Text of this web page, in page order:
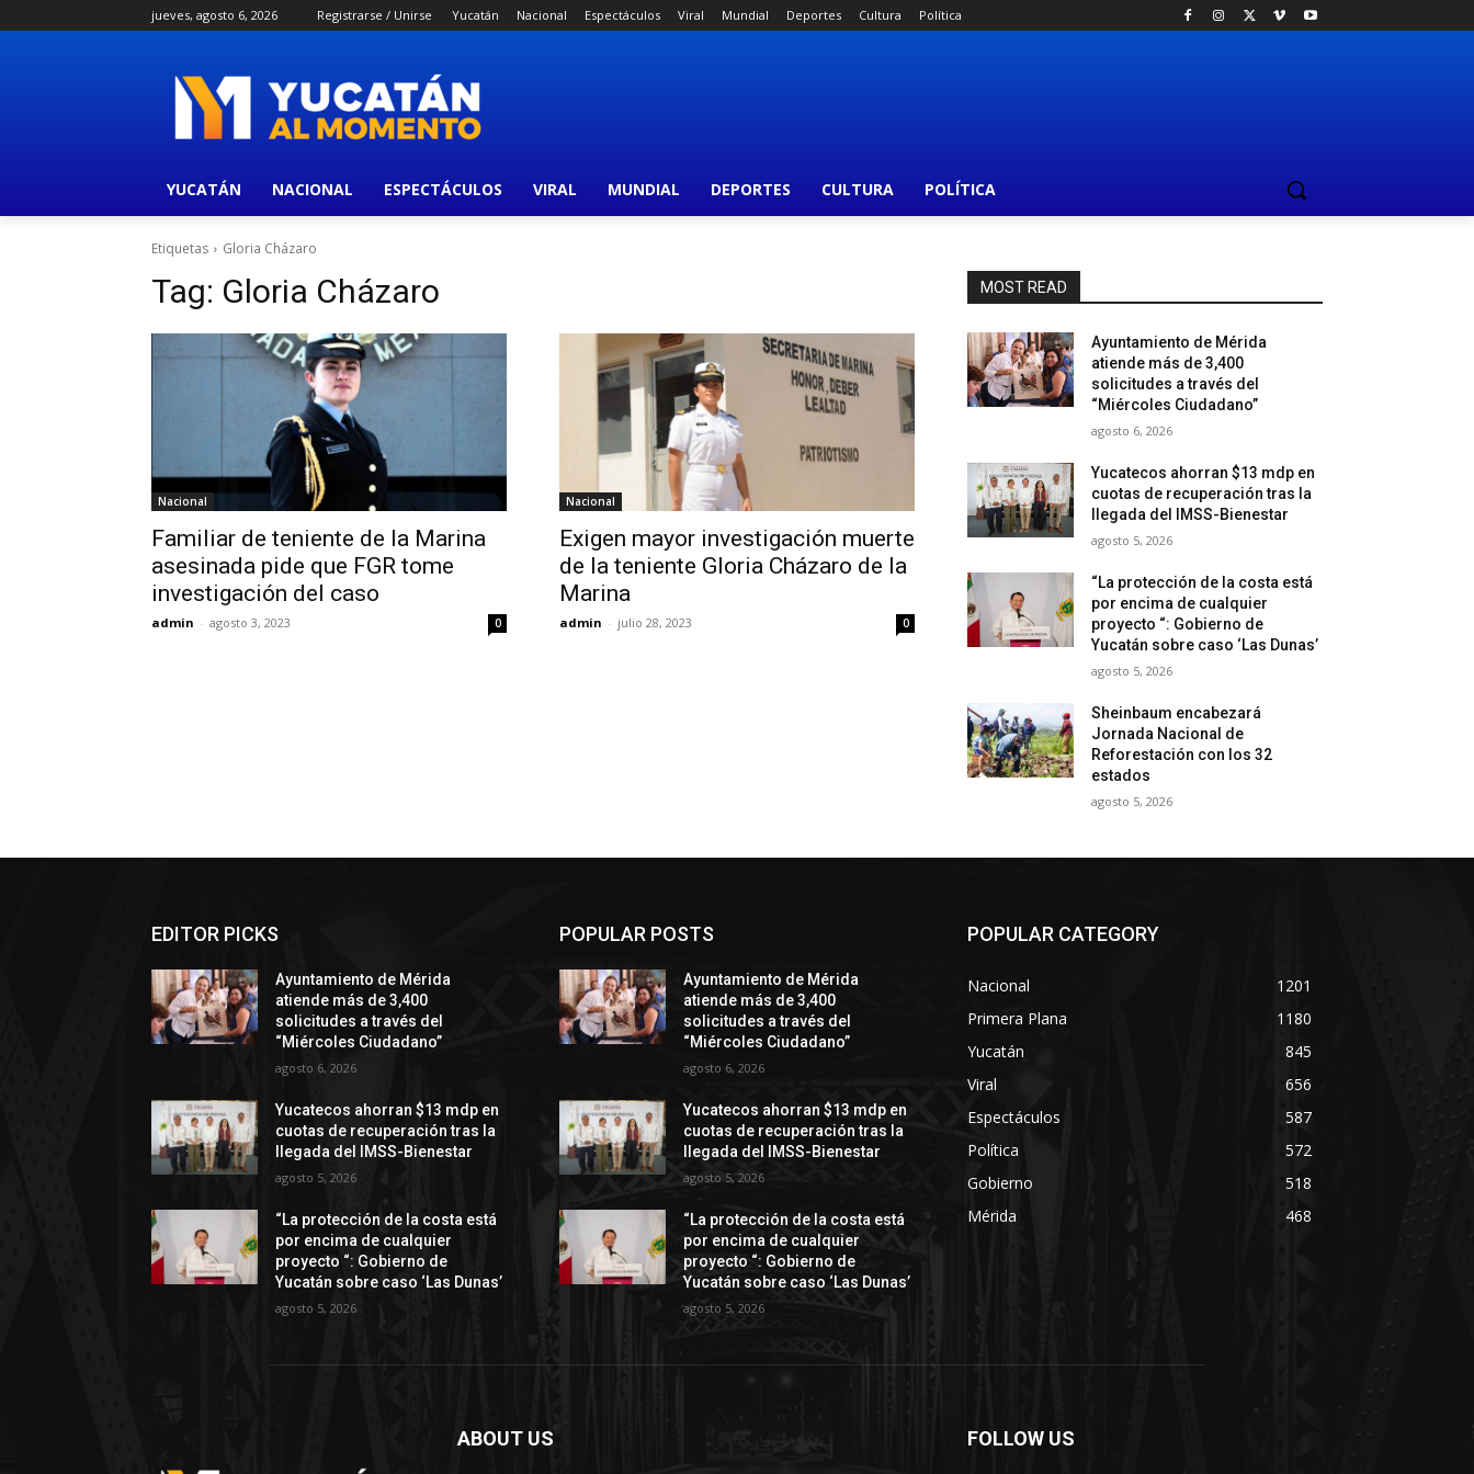
jueves, agosto 6, 2026 Registrarse / Unirse Yucatán Nacional Espectáculos Viral Mundial Deportes Cultura Política
YUCATÁN NACIONAL ESPECTÁCULOS VIRAL MUNDIAL DEPORTES CULTURA POLÍTICA
Etiquetas Gloria Cházaro
Tag: Gloria Cházaro
Nacional
Familiar de teniente de la Marina
asesinada pide que FGR tome
investigación del caso
admin - agosto 3, 2023 0
Nacional
Exigen mayor investigación muerte
de la teniente Gloria Cházaro de la
Marina
admin - julio 28, 2023 0
MOST READ
Ayuntamiento de Mérida
atiende más de 3,400
solicitudes a través del
“Miércoles Ciudadano”
agosto 6, 2026
Yucatecos ahorran $13 mdp en
cuotas de recuperación tras la
llegada del IMSS-Bienestar
agosto 5, 2026
“La protección de la costa está
por encima de cualquier
proyecto “: Gobierno de
Yucatán sobre caso ‘Las Dunas’
agosto 5, 2026
Sheinbaum encabezará
Jornada Nacional de
Reforestación con los 32
estados
agosto 5, 2026
EDITOR PICKS
Ayuntamiento de Mérida
atiende más de 3,400
solicitudes a través del
“Miércoles Ciudadano”
agosto 6, 2026
Yucatecos ahorran $13 mdp en
cuotas de recuperación tras la
llegada del IMSS-Bienestar
agosto 5, 2026
“La protección de la costa está
por encima de cualquier
proyecto “: Gobierno de
Yucatán sobre caso ‘Las Dunas’
agosto 5, 2026
POPULAR POSTS
Ayuntamiento de Mérida
atiende más de 3,400
solicitudes a través del
“Miércoles Ciudadano”
agosto 6, 2026
Yucatecos ahorran $13 mdp en
cuotas de recuperación tras la
llegada del IMSS-Bienestar
agosto 5, 2026
“La protección de la costa está
por encima de cualquier
proyecto “: Gobierno de
Yucatán sobre caso ‘Las Dunas’
agosto 5, 2026
POPULAR CATEGORY
Nacional
1201
Primera Plana
1180
Yucatán
845
Viral
656
Espectáculos
587
Política
572
Gobierno
518
Mérida
468
ABOUT US FOLLOW US